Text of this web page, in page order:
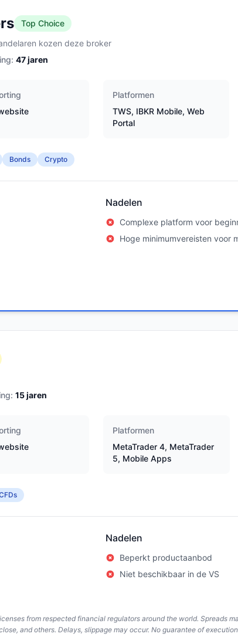
Top Choice
kozen deze broker
47jaren
Platformen
TWS, IBKR Mobile, Web
Portal
Bonds Crypto
Nadelen
Complexe platform voor
Hoge minimumvereisten voor
15jaren
Platformen
MetaTrader 4, MetaTrader
5, Mobile Apps
Nadelen
Beperkt productaanbod
Niet beschikbaar in de VS
from respected financial regulators around the world. Spreads
and others. Delays, slippage may occur. No guarantee of